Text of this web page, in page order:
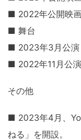
■ 2022年公開映
■ 舞台
■ 2023年3月公演
■ 2022年11月公
その他
■ 2023年4月、
ねる」を開設。